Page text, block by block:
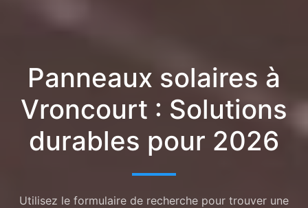
Panneaux solaires à
Vroncourt : Solutions
durables pour 2026
Utilisez le formulaire de recherche pour trouver une